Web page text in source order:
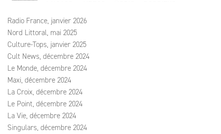
Radio France, janvier 2026
Nord Littoral, mai 2025
Culture-Tops, janvier 2025
Cult News, décembre 2024
Le Monde, décembre 2024
Maxi, décembre 2024
La Croix, décembre 2024
Le Point, décembre 2024
La Vie, décembre 2024
Singulars, décembre 2024